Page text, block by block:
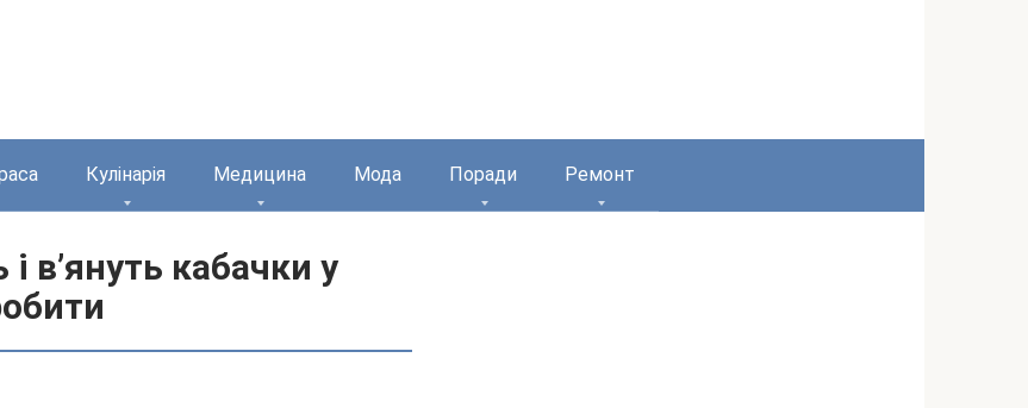
Кулінарія Медицина Мода Поради Ремонт
в’януть кабачки у